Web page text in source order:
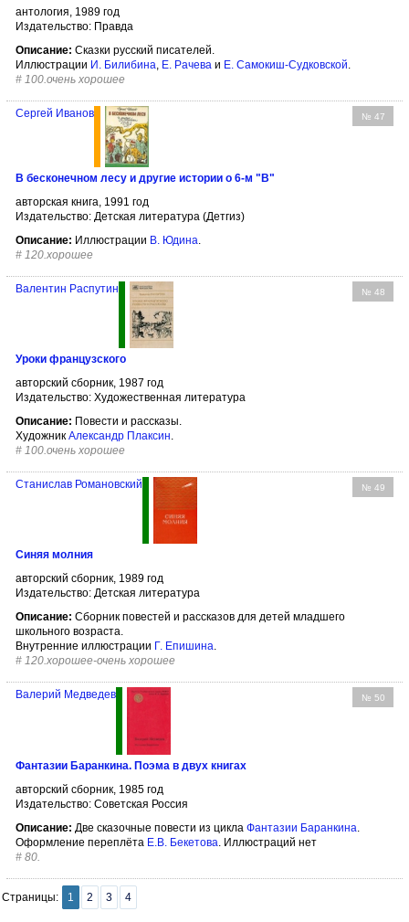
антология, 1989 год
Издательство: Правда
Описание: Сказки русский писателей.
Иллюстрации И. Билибина, Е. Рачева и Е. Самокиш-Судковской.
# 100.очень хорошее
№ 47
Сергей Иванов
В бесконечном лесу и другие истории о 6-м "В"
авторская книга, 1991 год
Издательство: Детская литература (Детгиз)
Описание: Иллюстрации В. Юдина
# 120.хорошее
№ 48
Валентин Распутин
Уроки французского
авторский сборник, 1987 год
Издательство: Художественная литература
Описание: Повести и рассказы.
Художник Александр Плаксин.
# 100.очень хорошее
№ 49
Станислав Романовский
Синяя молния
авторский сборник, 1989 год
Издательство: Детская литература
Описание: Сборник повестей и рассказов для детей младшего
школьного возраста.
Внутренние иллюстрации Г. Епишина.
# 120.хорошее-очень хорошее
№ 50
Валерий Медведев
Фантазии Баранкина. Поэма в двух книгах
авторский сборник, 1985 год
Издательство: Советская Россия
Описание: Две сказочные повести из цикла Фантазии Баранкина
Оформление переплёта Е.В. Бекетова . Иллюстраций нет
# 80.
Страницы: 1 2 3 4